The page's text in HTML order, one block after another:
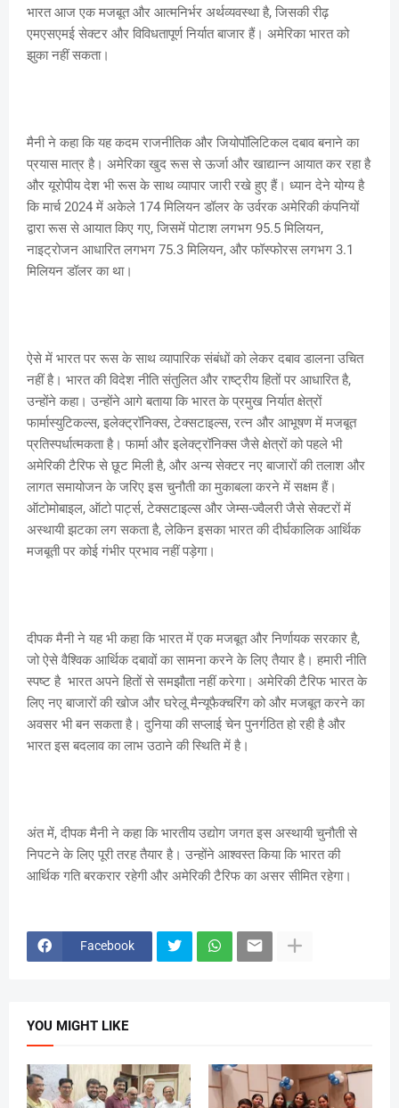
भारत आज एक मजबूत और आत्मनिर्भर अर्थव्यवस्था है, जिसकी रीढ़
एमएसएमई सेक्टर और विविधतापूर्ण निर्यात बाजार हैं। अमेरिका भारत को
झुका नहीं सकता।
मैनी ने कहा कि यह कदम राजनीतिक और जियोपॉलिटिकल दबाव बनाने का
प्रयास मात्र है। अमेरिका खुद रूस से ऊर्जा और खाद्यान्न आयात कर रहा है
और यूरोपीय देश भी रूस के साथ व्यापार जारी रखे हुए हैं। ध्यान देने योग्य है
कि मार्च 2024 में अकेले 174 मिलियन डॉलर के उर्वरक अमेरिकी कंपनियों
द्वारा रूस से आयात किए गए, जिसमें पोटाश लगभग 95.5 मिलियन,
नाइट्रोजन आधारित लगभग 75.3 मिलियन, और फॉस्फोरस लगभग 3.1
मिलियन डॉलर का था।
ऐसे में भारत पर रूस के साथ व्यापारिक संबंधों को लेकर दबाव डालना उचित
नहीं है। भारत की विदेश नीति संतुलित और राष्ट्रीय हितों पर आधारित है,
उन्होंने कहा। उन्होंने आगे बताया कि भारत के प्रमुख निर्यात क्षेत्रों
फार्मास्युटिकल्स, इलेक्ट्रॉनिक्स, टेक्सटाइल्स, रत्न और आभूषण में मजबूत
प्रतिस्पर्धात्मकता है। फार्मा और इलेक्ट्रॉनिक्स जैसे क्षेत्रों को पहले भी
अमेरिकी टैरिफ से छूट मिली है, और अन्य सेक्टर नए बाजारों की तलाश और
लागत समायोजन के जरिए इस चुनौती का मुकाबला करने में सक्षम हैं।
ऑटोमोबाइल, ऑटो पार्ट्स, टेक्सटाइल्स और जेम्स-ज्वैलरी जैसे सेक्टरों में
अस्थायी झटका लग सकता है, लेकिन इसका भारत की दीर्घकालिक आर्थिक
मजबूती पर कोई गंभीर प्रभाव नहीं पड़ेगा।
दीपक मैनी ने यह भी कहा कि भारत में एक मजबूत और निर्णायक सरकार है,
जो ऐसे वैश्विक आर्थिक दबावों का सामना करने के लिए तैयार है। हमारी नीति
स्पष्ट है भारत अपने हितों से समझौता नहीं करेगा। अमेरिकी टैरिफ भारत के
लिए नए बाजारों की खोज और घरेलू मैन्यूफैक्चरिंग को और मजबूत करने का
अवसर भी बन सकता है। दुनिया की सप्लाई चेन पुनर्गठित हो रही है और
भारत इस बदलाव का लाभ उठाने की स्थिति में है।
अंत में, दीपक मैनी ने कहा कि भारतीय उद्योग जगत इस अस्थायी चुनौती से
निपटने के लिए पूरी तरह तैयार है। उन्होंने आश्वस्त किया कि भारत की
आर्थिक गति बरकरार रहेगी और अमेरिकी टैरिफ का असर सीमित रहेगा।
Facebook
YOU MIGHT LIKE